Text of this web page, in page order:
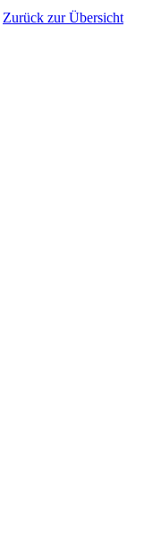
Zurück zur Übersicht